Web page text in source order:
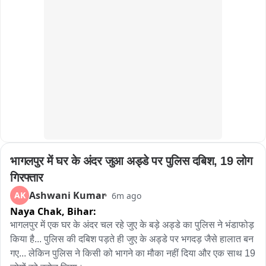
भागलपुर में घर के अंदर जुआ अड्डे पर पुलिस दबिश, 19 लोग
गिरफ्तार
AK Ashwani Kumar 6m ago
Naya Chak, Bihar:
भागलपुर में एक घर के अंदर चल रहे जुए के बड़े अड्डे का पुलिस ने भंडाफोड़
किया है... पुलिस की दबिश पड़ते ही जुए के अड्डे पर भगदड़ जैसे हालात बन
गए... लेकिन पुलिस ने किसी को भागने का मौका नहीं दिया और एक साथ 19